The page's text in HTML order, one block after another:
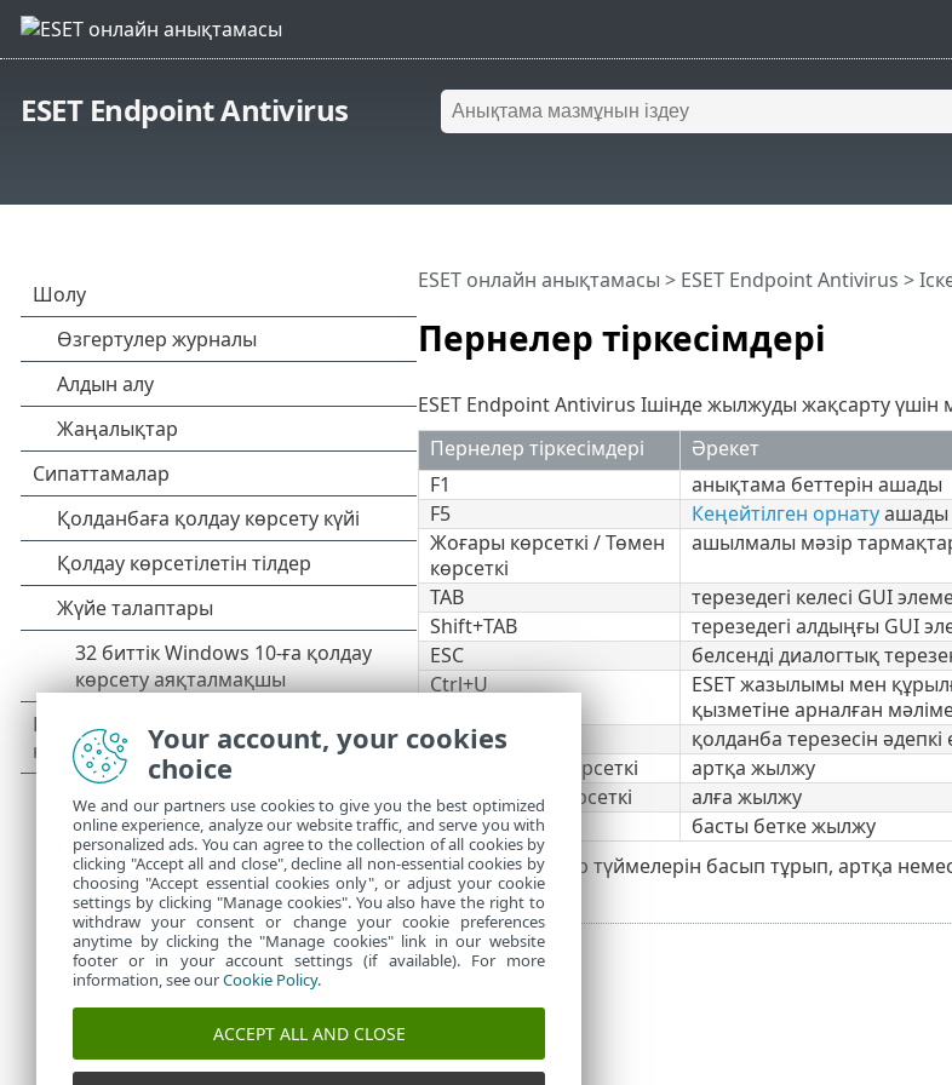
ESET Endpoint Antivirus
Пернелер тіркесімдері
ESET онлайн анықтамасы > ESET Endpoint Antivirus >
ESET Endpoint Antivirus Ішінде жылжуды жақсарту үшін
Пернелер тіркесімдері
Әрекет
F1
анықтама беттерін ашады
F5
Кеңейтілген орнатуашады
Жоғары көрсеткі / Төмен
көрсеткі
ашылмалы мәзір
TAB
терезедегі келесі GUI
Shift+TAB
терезедегі алдыңғы GUI
ESC
белсенді диалогтық
Ctrl+U
ESET жазылымы мен
қызметіне арналған
Ctrl+R
қолданба терезесін
ALT +Сол жақ көрсеткі
артқа жылжу
ALT +Оң жақ көрсеткі
алға жылжу
ALT+Home
басты бетке жылжу
Сондай-ақ, тінтуір түймелерін басып тұрып, артқа
Your account, your cookies
choice
We and our partners use cookies to give you the best optimized
online experience, analyze our website traffic, and serve you with
personalized ads. You can agree to the collection of all cookies by
clicking "Accept all and close", decline all non-essential cookies by
choosing "Accept essential cookies only", or adjust your cookie
settings by clicking "Manage cookies". You also have the right to
withdraw your consent or change your cookie preferences
anytime by clicking the "Manage cookies" link in our website
footer or in your account settings (if available). For more
information, see ourCookie Policy.
ACCEPT ALL AND CLOSE